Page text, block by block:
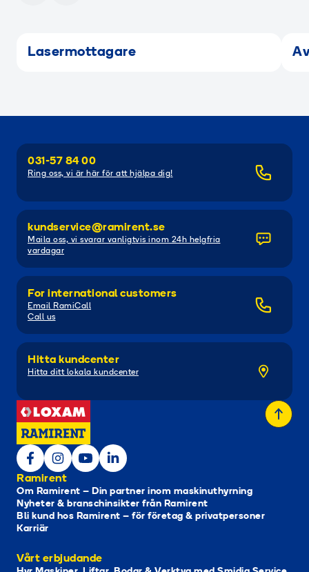
Lasermottagare
031-57 84 00
Ring oss, vi är här för att hjälpa dig!
kundservice@ramirent.se
Maila oss, vi svarar vanligtvis inom 24h helgfria
vardagar
For international customers
Email RamiCall
Call us
Hitta kundcenter
Hitta ditt lokala kundcenter
Ramirent
Om Ramirent – Din partner inom maskinuthyrning
Nyheter & branschinsikter från Ramirent
Bli kund hos Ramirent – för företag & privatpersoner
Karriär
Vårt erbjudande